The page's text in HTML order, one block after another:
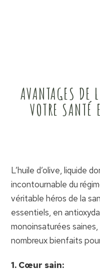
AVANTAGES DE
VOTRE SANTÉ
L’huile d’olive, liquide
incontournable du
véritable héros de la
essentiels, en
monoinsaturées saines,
nombreux bienfaits
1. Cœur sain: